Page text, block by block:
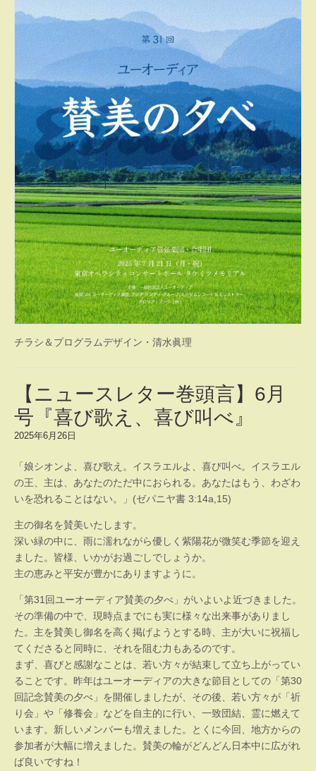
チラシ＆プログラムデザイン・清水眞理
【ニュースレター巻頭言】6月
号『喜び歌え、喜び叫べ』
2025年6月26日
「娘シオンよ、喜び歌え。イスラエルよ、喜び叫べ。イスラエル
の王、主は、あなたのただ中におられる。あなたはもう、わざわ
いを恐れることはない。」(ゼパニヤ書 3:14a,15)
主の御名を賛美いたします。
深い緑の中に、雨に濡れながら優しく紫陽花が微笑む季節を迎え
ました。皆様、いかがお過ごしでしょうか。
主の恵みと平安が豊かにありますように。
「第31回ユーオーディア賛美の夕べ」がいよいよ近づきました。
その準備の中で、現時点までにも実に様々な出来事がありまし
た。主を賛美し御名を高く掲げようとする時、主が大いに祝福し
てくださると同時に、それを阻む力もあるのです。
まず、喜びと感謝なことは、若い方々が結束して立ち上がってい
ることです。昨年はユーオーディアの大きな節目としての「第30
回記念賛美の夕べ」を開催しましたが、その後、若い方々が「祈
り会」や「修養会」などを自主的に行い、一致団結、霊に燃えて
います。新しいメンバーも増えました。とくに今回、地方からの
参加者が大幅に増えました。賛美の輪がどんどん日本中に広がれ
ば良いですね！